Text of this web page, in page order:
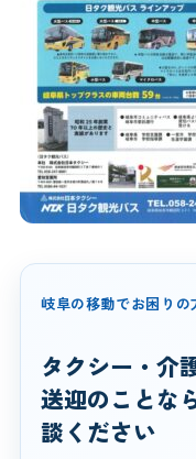
岐阜の移動でお困りの
タクシー・介
送迎のことな
談ください